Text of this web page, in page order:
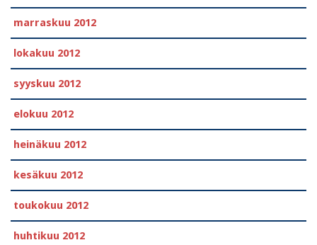
marraskuu 2012
lokakuu 2012
syyskuu 2012
elokuu 2012
heinäkuu 2012
kesäkuu 2012
toukokuu 2012
huhtikuu 2012